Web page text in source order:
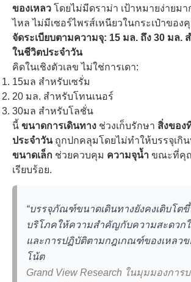
ของเหลว โดยไม่มีดราม่า เป้าหมายง่ายมา
ไหล ไม่มีเซอร์ไพรส์เหนียวในกระเป๋าของ
จัดระเบียบตามความจุ: 15 มล. ถึง 30 มล.
ในชีวิตประจำวัน
คิดในเชิงตัวเลข ไม่ใช่การเดา:
15มล สำหรับเซรั่ม
20 มล. สำหรับโทนเนอร์
30มล สำหรับโลชั่น
นี้ ขนาดการเดินทาง ช่วงเก็บรักษา สิ่งของ
ประจำวันถูกปกคลุมโดยไม่ทำให้บรรจุเกิ
ขนาดเล็ก ช่วยควบคุม ความจุน้ำ ขณะที่คุ
เรียบร้อย.
“บรรจุภัณฑ์ขนาดเดินทางยังคงเติบโตขึ้
บริโภคให้ความสำคัญกับความสะดวก
และการปฏิบัติตามกฎเกณฑ์ของเหลวข
โน้ต
Grand View Research ในมุมมองกา